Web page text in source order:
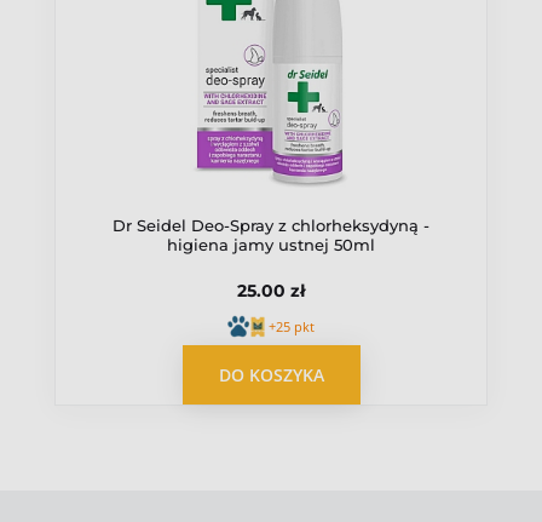
Dr Seidel Deo-Spray z chlorheksydyną -
higiena jamy ustnej 50ml
25.00 zł
+25 pkt
DO KOSZYKA